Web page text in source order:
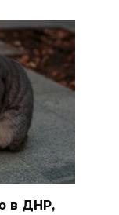
в ДНР,